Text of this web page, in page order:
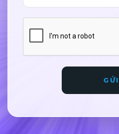
GỬI